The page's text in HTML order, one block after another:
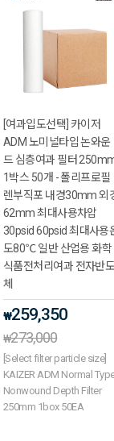
[여과입도선택] 카이저
ADM 노미널타입 논와운
드 심층여과 필터
1박스 50개 - 폴리프로필
렌부직포 내경30mm 외
62mm 최대사용차압
30psid 60psid 최대사용
도80℃ 일반 산업용 화학
식품전처리여과 전자반
체
₩259,350
₩273,000
[Select filter particle size]
KAIZER ADM Normal
Nonwound Depth Filter
250mm 1box 50EA